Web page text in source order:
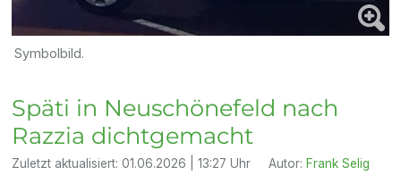
Symbolbild.
Späti in Neuschönefeld nach
Razzia dichtgemacht
Zuletzt aktualisiert:01.06.2026 | 13:27 Uhr Autor: Frank Selig